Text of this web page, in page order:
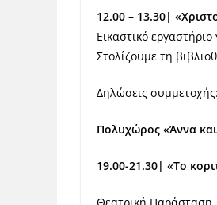
12.00 – 13.30| «
Εικαστικό
Στολίζουμε τη
Δηλώσεις
Πολυχώρος «Άννα
19.00-21.30| «Το